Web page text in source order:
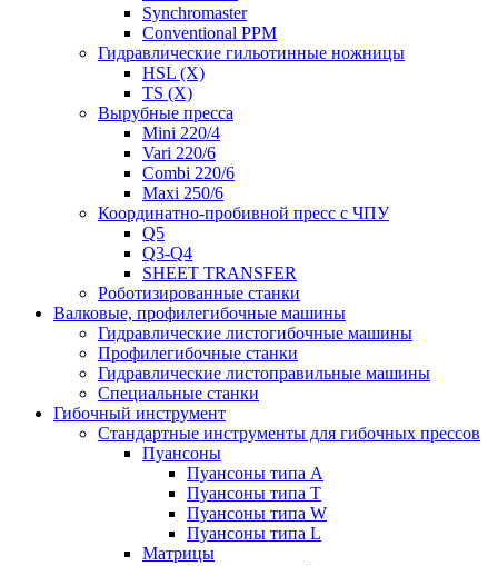
Synchromaster
Conventional PPM
Гидравлические гильотинные ножницы
HSL (X)
TS (X)
Вырубные пресса
Mini 220/4
Vari 220/6
Combi 220/6
Maxi 250/6
Координатно-пробивной пресс с ЧПУ
Q5
Q3-Q4
SHEET TRANSFER
Роботизированные станки
Валковые, профилегибочные машины
Гидравлические листогибочные машины
Профилегибочные станки
Гидравлические листоправильные машины
Специальные станки
Гибочный инструмент
Стандартные инструменты для гибочных прессов
Пуансоны
Пуансоны типа A
Пуансоны типа T
Пуансоны типа W
Пуансоны типа L
Матрицы